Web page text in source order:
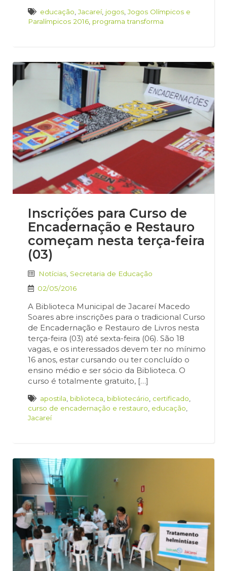
educação ,Jacareí, jogos ,Jogos Olímpicos e
Paralímpicos 2016 programa transforma
Inscrições para Curso de
Encadernação e Restauro
começam nesta terça-feira
(03)
Notícias Secretaria de Educação
02/05/2016
A Biblioteca Municipal de Jacareí Macedo
Soares abre inscrições para o tradicional Curso
de Encadernação e Restauro de Livros nesta
terça-feira (03) até sexta-feira (06). São 18
vagas, e os interessados devem ter no mínimo
16 anos, estar cursando ou ter concluído o
ensino médio e ser sócio da Biblioteca. O
curso é totalmente gratuito, […]
apostila biblioteca bibliotecário certificado
curso de encadernação e restauro educação
Jacareí